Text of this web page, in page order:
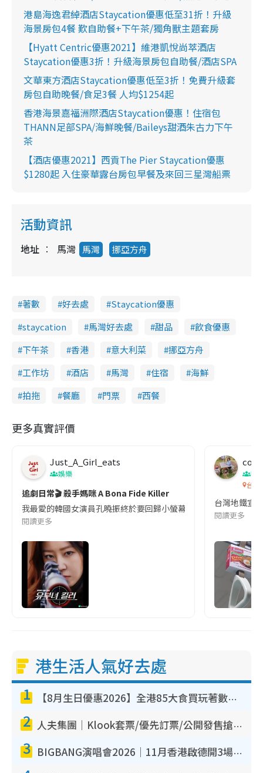
港島海逸君綽酒店Staycation優惠低至31折！升級
海景房包4餐 歎自助餐+下午茶/獨角獸主題套房
【Hyatt Centric優惠2021】維港凱悅尚萃酒店
Staycation優惠3折！升級海景房包自助餐/酒店SPA
文華東方酒店Staycation優惠低至3折！免費升級套
房包自助晚餐/食足3餐 人均$1254起
香港海景嘉福洲際酒店Staycation優惠！住宿包
THANN足部SPA/海鮮晚餐/Baileys甜酒朱古力下午
茶
【酒店優惠2021】西貢The Pier Staycation優惠
$1280起 入住豪華露台房包早餐及來回三星灣船票
活動資訊
地址 馬灣 馬灣 挪亞方舟
著數 好去處
Staycation優惠
staycation
馬灣好去處 甜品
飲食優惠
下午茶
香港 意大利菜
挪亞方舟
工作坊
酒店 馬灣 住宿
海鮮
拍拖
餐廳 門票 西餐
更多真實評價
Just_A_Girl_eats
娛樂
追劇日常🎬 殺手媽咪 A Bona Fide Killer
我最愛的韓國女演員孔曉振終於要回歸小螢幕啦!這次的劇本改編
閱讀更多
co
吹
台灣
台灣地鐵宣
閱讀更多
港生活人氣好去處
1 【8月生日優惠2026】全港85大食買玩著數攻略 自助餐/火鍋放題同行免費＋誠品/DONKI送現金券
2 人夫集團｜Klook套票/優先訂票/公開發售搶飛攻略！附票價.購票連結.場地座位表
3 BIGBANG演唱會2026｜11月香港啟德開3場！實名制VIP申請、優先購票攻略